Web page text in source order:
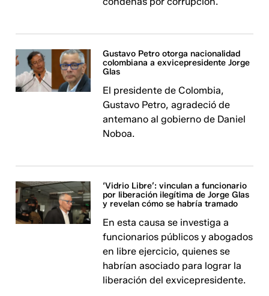
Gustavo Petro otorga nacionalidad
colombiana a exvicepresidente Jorge
Glas
El presidente de Colombia,
Gustavo Petro, agradeció de
antemano al gobierno de Daniel
Noboa.
‘Vidrio Libre’: vinculan a funcionario
por liberación ilegítima de Jorge Glas
y revelan cómo se habría tramado
En esta causa se investiga a
funcionarios públicos y abogados
en libre ejercicio, quienes se
habrían asociado para lograr la
liberación del exvicepresidente.